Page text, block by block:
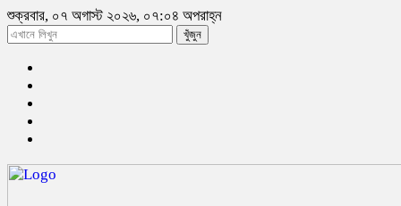
শুক্রবার, ০৭ অগাস্ট ২০২৬, ০৭:০৪ অপরাহ্ন
খুঁজুন